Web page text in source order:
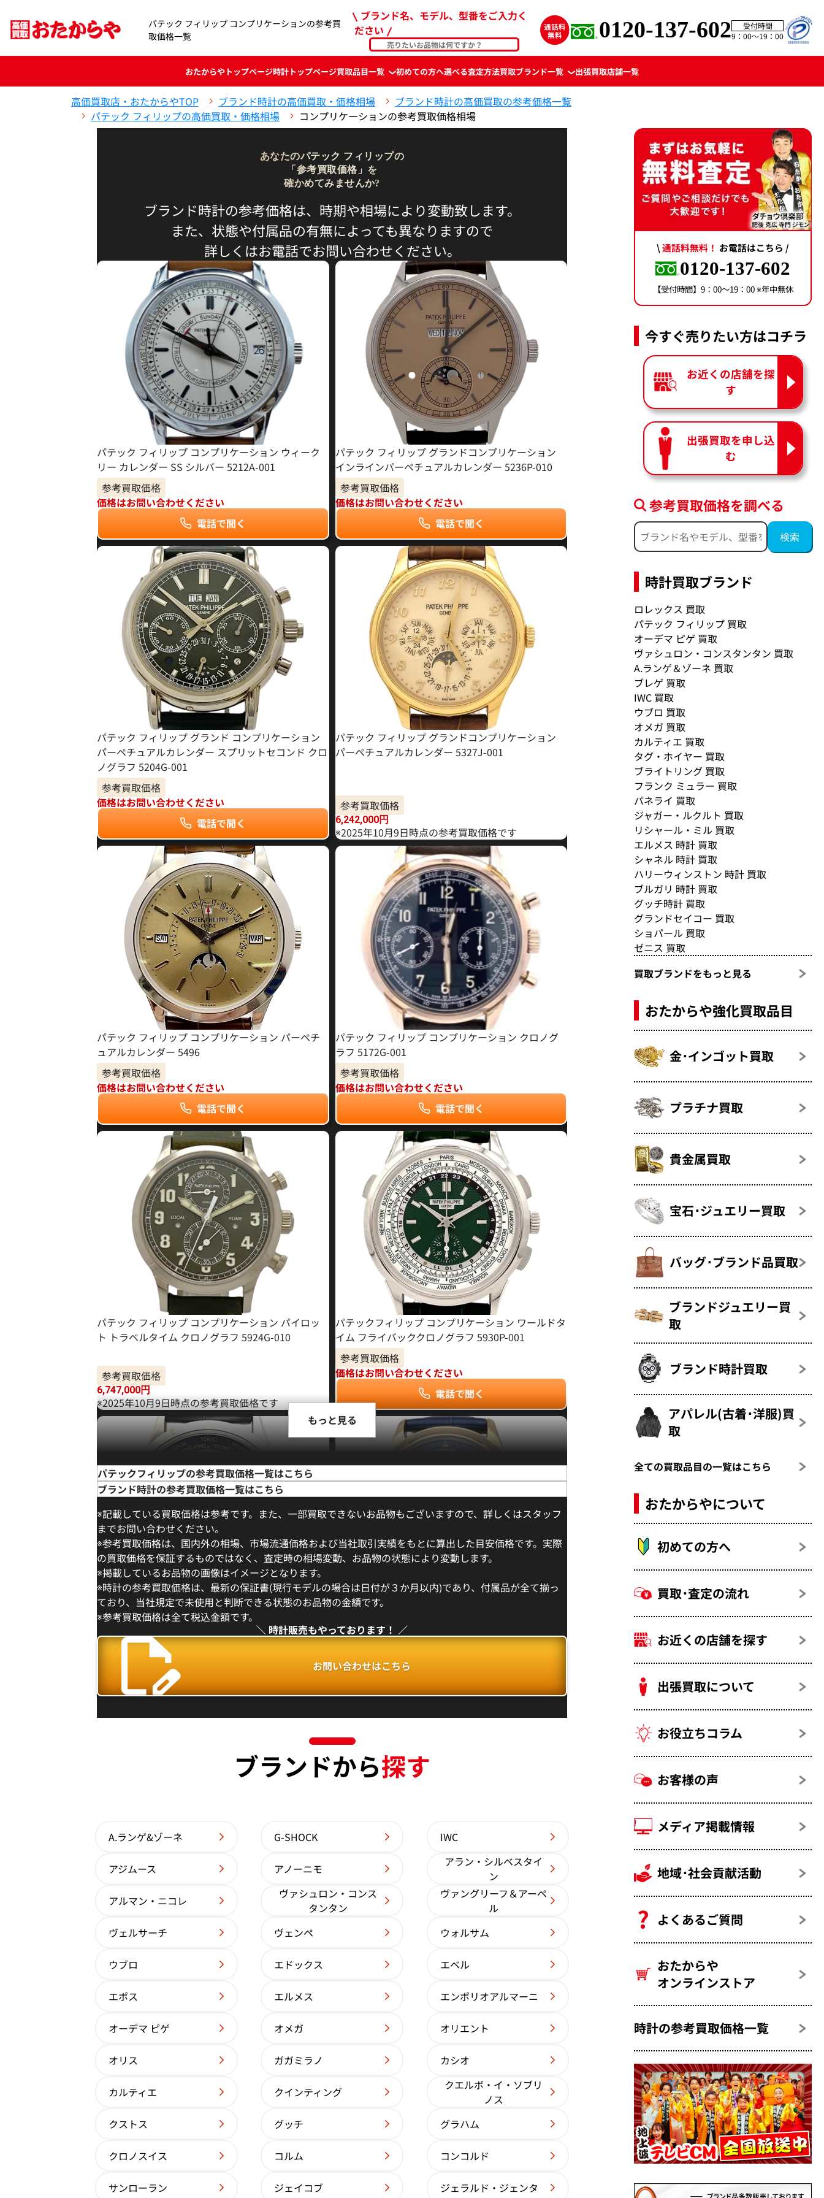
パテック フィリップ コンプリケーションの参考買
取価格一覧
ブランド名、モデル、型番をご入力く
ださい
0120-137-602
受付時間
9：00〜19：00
おたからやトップページ時計トップページ買取品目一覧 初めての方へ選べる査定方法買取ブランド一覧 出張買取店舗一覧
高価買取店・おたからやTOP ブランド時計の高価買取・価格相場
ブランド時計の高価買取の参考価格一覧
パテック フィリップの高価買取・価格相場
コンプリケーションの参考買取価格相場
あなたのパテック フィリップの
「参考買取価格」を
確かめてみませんか?
ブランド時計の参考価格は、時期や相場により変動致します。
また、状態や付属品の有無によっても異なりますので
詳しくはお電話でお問い合わせください。
パテック フィリップ コンプリケーション ウィーク
リー カレンダー SS シルバー 5212A-001
参考買取価格
価格はお問い合わせください
電話で聞く
パテック フィリップ グランドコンプリケーション
インラインパーペチュアルカレンダー 5236P-010
参考買取価格
価格はお問い合わせください
電話で聞く
パテック フィリップ グランド コンプリケーション
パーペチュアルカレンダー スプリットセコンド クロ
ノグラフ 5204G-001
参考買取価格
価格はお問い合わせください
電話で聞く
パテック フィリップ グランドコンプリケーション
パーペチュアルカレンダー 5327J-001
参考買取価格
6,242,000円
※2025年10月9日時点の参考買取価格です
パテック フィリップ コンプリケーション パーペチ
ュアルカレンダー 5496
参考買取価格
価格はお問い合わせください
電話で聞く
パテック フィリップ コンプリケーション クロノグ
ラフ 5172G-001
参考買取価格
価格はお問い合わせください
電話で聞く
パテック フィリップ コンプリケーション パイロッ
ト トラベルタイム クロノグラフ 5924G-010
参考買取価格
6,747,000円
※2025年10月9日時点の参考買取価格です
パテックフィリップ コンプリケーション ワールドタ
イム フライバッククロノグラフ 5930P-001
参考買取価格
価格はお問い合わせください
電話で聞く
パテック フィリップ コンプリケーション ワールド
タイム フライバッククロノグラフ 5930G-001 ブル
ー
参考買取価格
価格はお問い合わせください
電話で聞く
パテック フィリップ アニュアルカレンダー クロノ
グラフ 5905R-010
価格はお問い合わせください
電話で聞く
パテック フィリップ コンプリケーション 5905R-001
参考買取価格
電話で聞く
パテック フィリップ コンプリケーション アニュア
円
※2026年1月9日時点の参考買取価格です
カレンダー 5396R-011
ルカレンダー 5396R-011
もっと見る
パテックフィリップの参考買取価格一覧はこちら
ブランド時計の参考買取価格一覧はこちら
※記載している買取価格は参考です。また、一部買取できないお品物もございますので、詳しくはスタッフ
までお問い合わせください。
※参考買取価格は、国内外の相場、市場流通価格および当社取引実績をもとに算出した目安価格です。実際
の買取価格を保証するものではなく、査定時の相場変動、お品物の状態により変動します。
※掲載しているお品物の画像はイメージとなります。
※時計の参考買取価格は、最新の保証書(現行モデルの場合は日付が３か月以内)であり、付属品が全て揃っ
ており、当社規定で未使用と判断できる状態のお品物の金額です。
※参考買取価格は全て税込金額です。
＼ 時計販売もやっております！ ／
お問い合わせはこちら
ブランドから探す
A.ランゲ&ゾーネ G-SHOCK IWC
アジムース アノーニモ
アラン・シルベスタイ
ン
アルマン・ニコレ
ヴァシュロン・コンス
タンタン
ヴァングリーフ＆アーペ
ル
ヴェルサーチ
ヴェンペ ウォルサム
ウブロ エドックス エベル
エポス エルメス エンポリオアルマーニ
オーデマ ピゲ オメガ オリエント
オリス ガガミラノ カシオ
カルティエ クインティング
クエルボ・イ・ソブリ
ノス
クストス
グッチ グラハム
クロノスイス コルム コンコルド
サンローラン ジェイコブ ジェラルド・ジェンタ
\通話料無料！ お電話はこちら /
0120-137-602
【受付時間】9：00〜19：00 ※年中無休
今すぐ売りたい方はコチラ
お近くの店舗を探
す
出張買取を申し込
む
参考買取価格を調べる
時計買取ブランド
ロレックス 買取
パテック フィリップ 買取
オーデマ ピゲ 買取
ヴァシュロン・コンスタンタン 買取
A.ランゲ＆ゾーネ 買取
ブレゲ 買取
IWC 買取
ウブロ 買取
オメガ 買取
カルティエ 買取
タグ・ホイヤー 買取
ブライトリング 買取
フランク ミュラー 買取
パネライ 買取
ジャガー・ルクルト 買取
リシャール・ミル 買取
エルメス 時計 買取
シャネル 時計 買取
ハリーウィンストン 時計 買取
ブルガリ 時計 買取
グッチ時計 買取
グランドセイコー 買取
ショパール 買取
ゼニス 買取
買取ブランドをもっと見る
おたからや強化買取品目
金･インゴット買取
プラチナ買取
貴金属買取
宝石･ジュエリー買取
バッグ･ブランド品買取
ブランドジュエリー買
取
ブランド時計買取
アパレル(古着･洋服)買
取
全ての買取品目の一覧はこちら
おたからやについて
初めての方へ
買取･査定の流れ
お近くの店舗を探す
出張買取について
お役立ちコラム
お客様の声
メディア掲載情報
地域･社会貢献活動
よくあるご質問
おたからや
オンラインストア
時計の参考買取価格一覧